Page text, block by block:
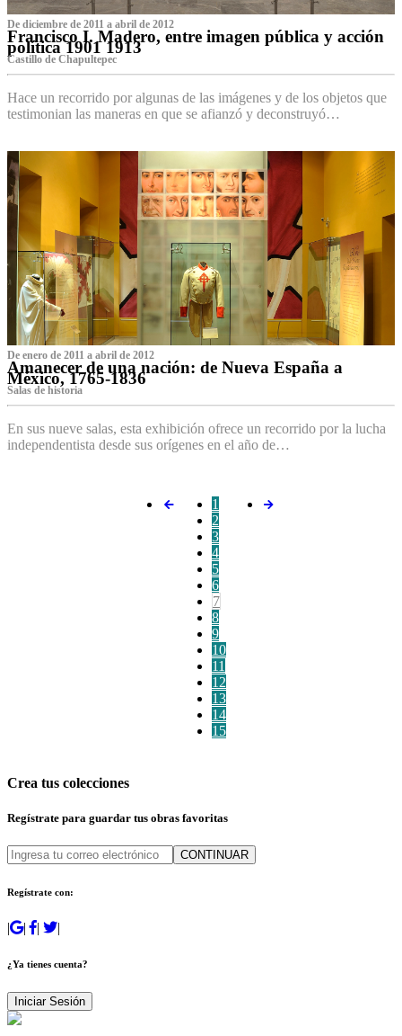
De diciembre de 2011 a abril de 2012
Francisco I. Madero, entre imagen pública y acción
política 1901 1913
Castillo de Chapultepec
Hace un recorrido por algunas de las imágenes y de los objetos que
testimonian las maneras en que se afianzó y deconstruyó…
De enero de 2011 a abril de 2012
Amanecer de una nación: de Nueva España a
México, 1765-1836
Salas de historia
En sus nueve salas, esta exhibición ofrece un recorrido por la lucha
independentista desde sus orígenes en el año de…
1
2
3
4
5
6
7
8
9
10
11
12
13
14
15
Crea tus colecciones
Regístrate para guardar tus obras favoritas
CONTINUAR
Regístrate con:
| | | |
¿Ya tienes cuenta?
Iniciar Sesión